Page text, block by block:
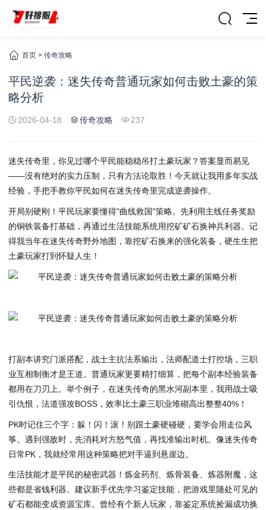
首页 > 传奇攻略
平民逆袭：迷失传奇普通玩家如何击败土豪的策
略分析
2026-04-18 传奇攻略 237
迷失传奇里，你见过哪个平民能稳稳吊打土豪玩家？答案显而易见
——没有绝对的实力压制，只有方法论取胜！今天就让我用多年实战
经验，手把手教你平民如何在迷失传奇里完成逆袭操作。
开局别硬刚！平民玩家要懂得"曲线救国"策略。先利用主线任务奖励
的铜铁装备打基础，再通过生活技能系统用挖矿矿石换神兵利器。记
得我当年在迷失传奇野外地图，靠挖矿石换来的强化装备，硬生生把
土豪玩家打到怀疑人生！
打副本讲究门派搭配，战士主抗法系输出，法师配道士打控场，三职
业互相制衡才是王道。普通玩家更要精打细算，把每个副本经验装备
都用在刀刃上。举个例子，在迷失传奇的黑水河副本里，我用战士吸
引仇恨，法道强攻BOSS，效率比土豪三职业堆砌高出整整40%！
PK时记住三个字：躲！闪！滚！别跟土豪硬碰硬，要学会用走位风
筝。遇到强敌时，先消耗对方怒气值，再找准输出时机。像迷失传奇
日常PK，我就经常用这种策略把对手逼到悬崖边。
生活技能才是平民的秘密武器！炼金药剂、炼骨装备、炼器附魔，这
些都是省钱利器。建议新手优先学习鉴定技能，把游戏里随处可见的
矿石都能变成资源宝库。曾经有个新人玩家，靠鉴定系统捡漏成功换